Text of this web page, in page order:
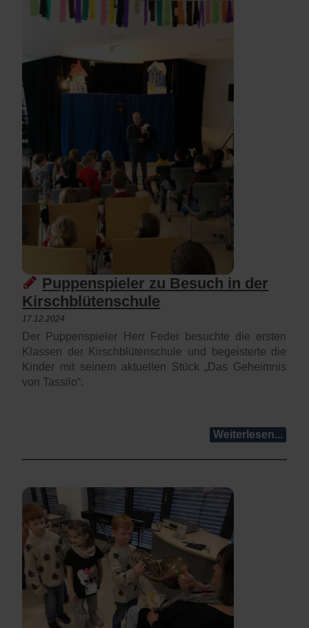
Puppenspieler zu Besuch in der
Kirschblütenschule
17.12.2024
Der Puppenspieler Herr Feder besuchte die ersten
Klassen der Kirschblütenschule und begeisterte die
Kinder mit seinem aktuellen Stück „Das Geheimnis
von Tassilo“.
Weiterlesen...